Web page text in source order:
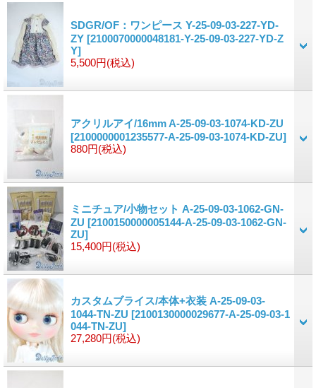
SDGR/OF：ワンピース Y-25-09-03-227-YD-
ZY [2100070000048181-Y-25-09-03-227-YD-Z
Y]
5,500円(税込)
アクリルアイ/16mm A-25-09-03-1074-KD-ZU
[2100000001235577-A-25-09-03-1074-KD-ZU]
880円(税込)
ミニチュア/小物セット A-25-09-03-1062-GN-
ZU [2100150000005144-A-25-09-03-1062-GN-
ZU]
15,400円(税込)
カスタムブライス/本体+衣装 A-25-09-03-
1044-TN-ZU [2100130000029677-A-25-09-03-1
044-TN-ZU]
27,280円(税込)